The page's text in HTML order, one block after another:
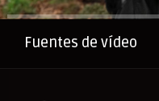
Anuncio
Fuentes de vídeo